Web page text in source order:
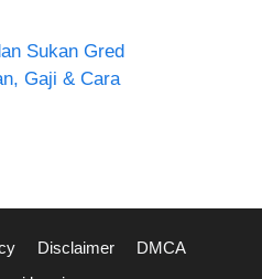
Sukan Gred
Gaji & Cara
Disclaimer
DMCA